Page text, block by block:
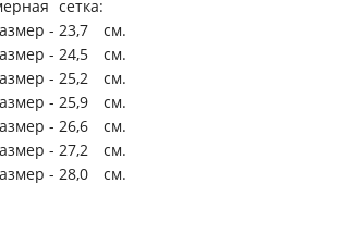
сетка:
-23,7
см.
-24,5
см.
-25,2
см.
-25,9
см.
-26,6
см.
-27,2
см.
-28,0 см.